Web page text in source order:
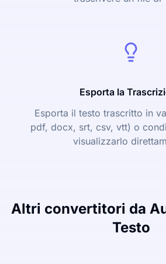
Esporta la
Esporta il testo trascritto in
pdf, docx, srt, csv, vtt) o
visualizzarlo
Altri convertitori da
Testo